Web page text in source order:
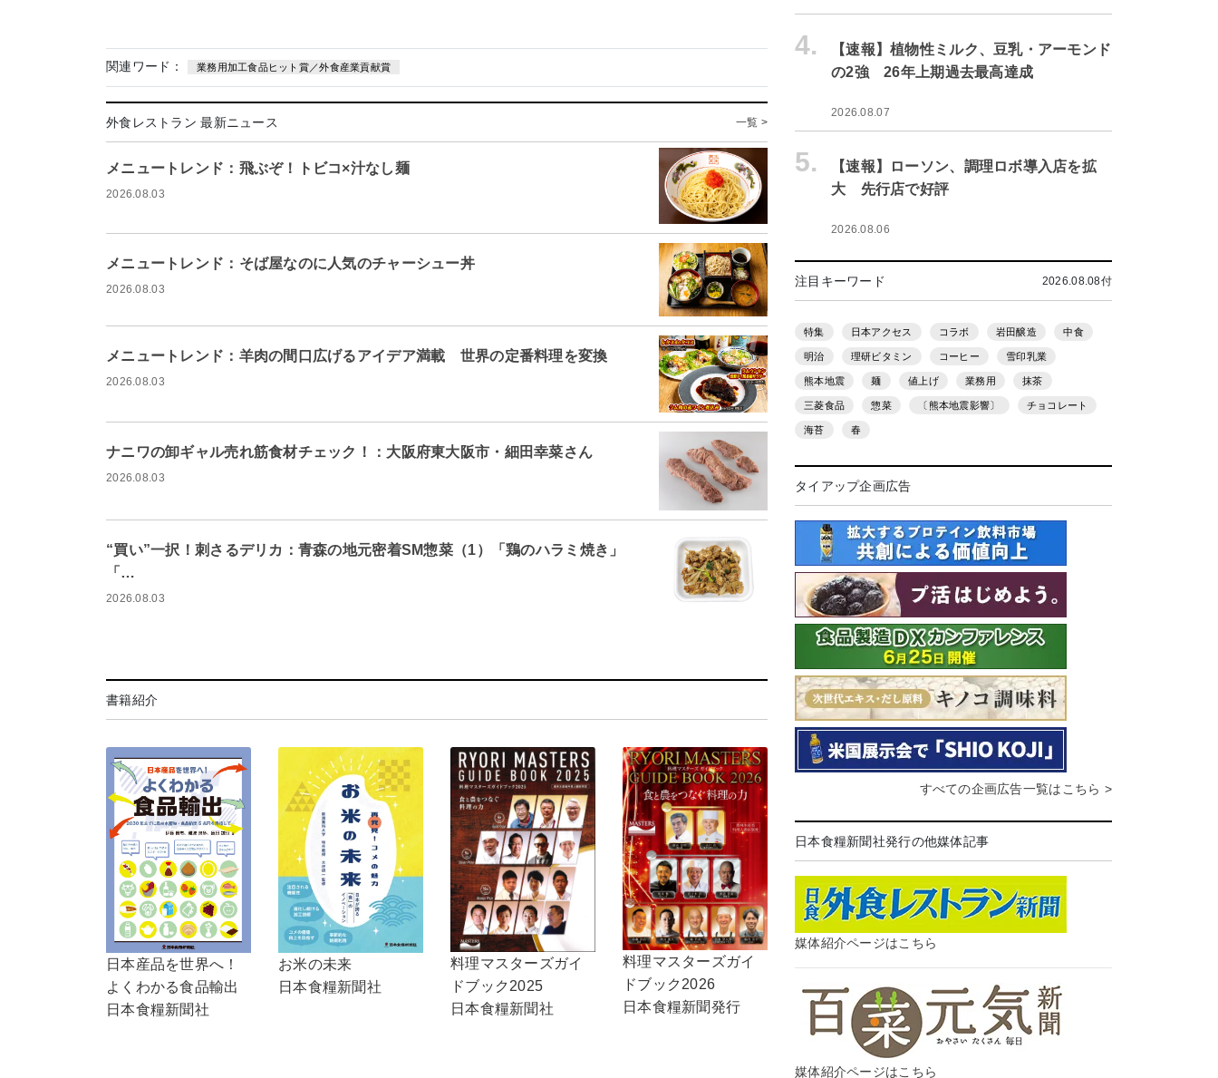
関連ワード： 業務用加工食品ヒット賞／外食産業貢献賞
外食レストラン 最新ニュース 一覧 >
メニュートレンド：飛ぶぞ！トビコ×汁なし麺
2026.08.03
メニュートレンド：そば屋なのに人気のチャーシュー丼
2026.08.03
メニュートレンド：羊肉の間口広げるアイデア満載 世界の定番料理を変換
2026.08.03
ナニワの卸ギャル売れ筋食材チェック！：大阪府東大阪市・細田幸菜さん
2026.08.03
“買い”一択！刺さるデリカ：青森の地元密着SM惣菜（1）「鶏のハラミ焼き」
「…
2026.08.03
書籍紹介
日本産品を世界へ！
よくわかる食品輸出
日本食糧新聞社
お米の未来
日本食糧新聞社
料理マスターズガイ
ドブック2025
日本食糧新聞社
料理マスターズガイ
ドブック2026
日本食糧新聞発行
4.
【速報】植物性ミルク、豆乳・アーモンド
の2強 26年上期過去最高達成
2026.08.07
5.
【速報】ローソン、調理ロボ導入店を拡
大 先行店で好評
2026.08.06
注目キーワード 2026.08.08付
特集 日本アクセス コラボ 岩田醸造 中食
明治 理研ビタミン コーヒー 雪印乳業
熊本地震 麺 値上げ 業務用 抹茶
三菱食品 惣菜 〔熊本地震影響〕 チョコレート
海苔 春
タイアップ企画広告
すべての企画広告一覧はこちら >
日本食糧新聞社発行の他媒体記事
媒体紹介ページはこちら
媒体紹介ページはこちら